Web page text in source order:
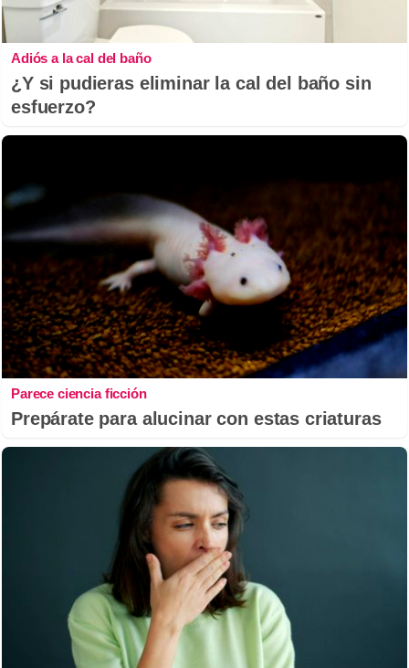
Adiós a la cal del baño
¿Y si pudieras eliminar la cal del baño sin
esfuerzo?
Parece ciencia ficción
Prepárate para alucinar con estas criaturas